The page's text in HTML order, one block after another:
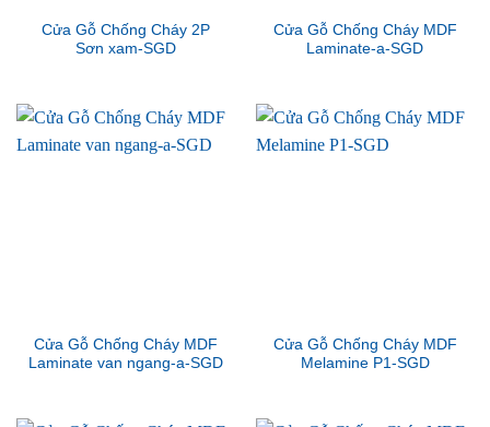
Cửa Gỗ Chống Cháy 2P
Sơn xam-SGD
Cửa Gỗ Chống Cháy MDF
Laminate-a-SGD
Cửa Gỗ Chống Cháy MDF
Laminate van ngang-a-SGD
Cửa Gỗ Chống Cháy MDF
Melamine P1-SGD